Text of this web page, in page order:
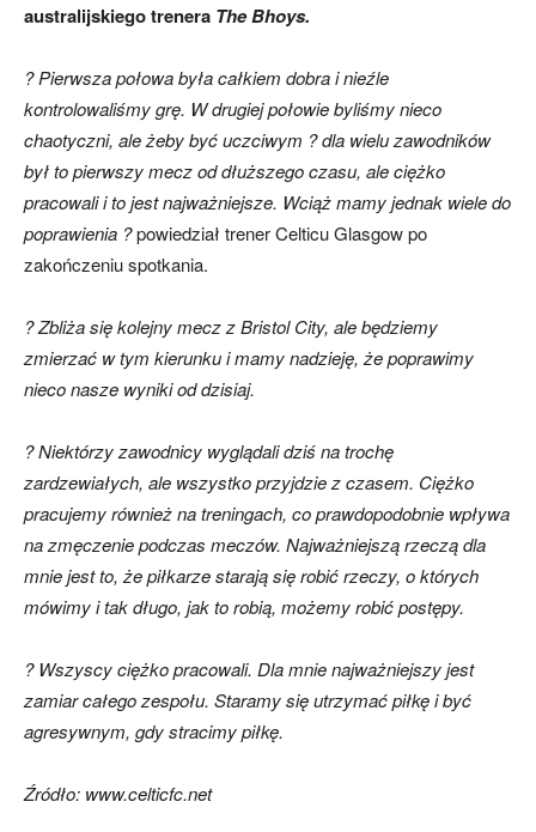
australijskiego trenera The Bhoys.
? Pierwsza połowa była całkiem dobra i nieźle
kontrolowaliśmy grę. W drugiej połowie byliśmy nieco
chaotyczni, ale żeby być uczciwym ? dla wielu zawodników
był to pierwszy mecz od dłuższego czasu, ale ciężko
pracowali i to jest najważniejsze. Wciąż mamy jednak wiele do
poprawienia ?powiedział trener Celticu Glasgow po
zakończeniu spotkania.
? Zbliża się kolejny mecz z Bristol City, ale będziemy
zmierzać w tym kierunku i mamy nadzieję, że poprawimy
nieco nasze wyniki od dzisiaj.
? Niektórzy zawodnicy wyglądali dziś na trochę
zardzewiałych, ale wszystko przyjdzie z czasem. Ciężko
pracujemy również na treningach, co prawdopodobnie wpływa
na zmęczenie podczas meczów. Najważniejszą rzeczą dla
mnie jest to, że piłkarze starają się robić rzeczy, o których
mówimy i tak długo, jak to robią, możemy robić postępy.
? Wszyscy ciężko pracowali. Dla mnie najważniejszy jest
zamiar całego zespołu. Staramy się utrzymać piłkę i być
agresywnym, gdy stracimy piłkę.
Źródło: www.celticfc.net